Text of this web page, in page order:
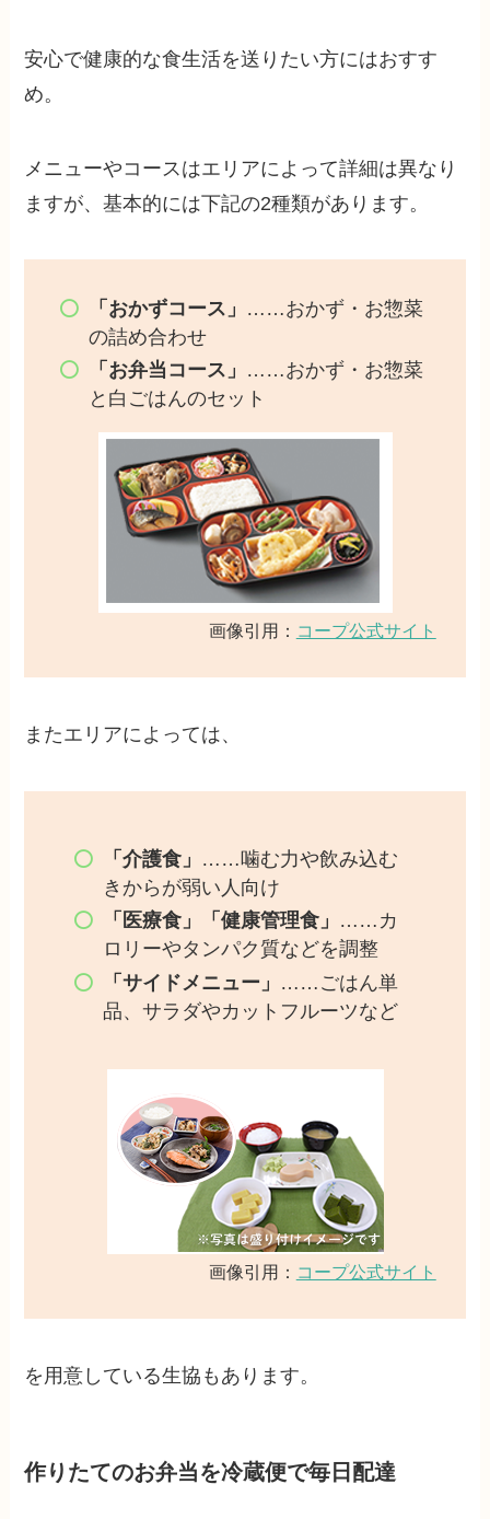
安心で健康的な食生活を送りたい方にはおすす
め。
メニューやコースはエリアによって詳細は異なり
ますが、基本的には下記の2種類があります。
「おかずコース」 ……おかず・お惣菜
の詰め合わせ
「お弁当コース」 ……おかず・お惣菜
と白ごはんのセット
画像引用： コープ公式サイト
またエリアによっては、
「介護食」 ……噛む力や飲み込む
きからが弱い人向け
「医療食」「健康管理食」 ……カ
ロリーやタンパク質などを調整
「サイドメニュー」 ……ごはん単
品、サラダやカットフルーツなど
画像引用： コープ公式サイト
を用意している生協もあります。
作りたてのお弁当を冷蔵便で毎日配達